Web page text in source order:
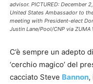
advisor. PICTURED: December
United States Ambassador to
meeting with President-elect
Justin Lane/Pool/CNP via ZUMA
C’è sempre un adepto di
‘cerchio magico’ del
cacciato Steve Bannon,